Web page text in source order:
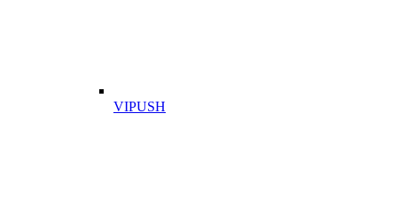
VIPUSH